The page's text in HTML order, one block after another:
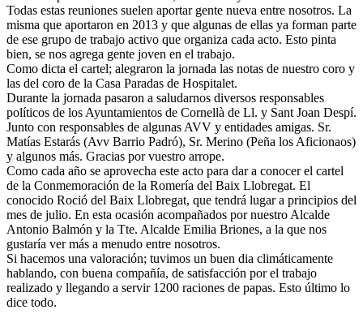
Todas estas reuniones suelen aportar gente nueva entre nosotros. La
misma que aportaron en 2013 y que algunas de ellas ya forman parte
de ese grupo de trabajo activo que organiza cada acto. Esto pinta
bien, se nos agrega gente joven en el trabajo.
Como dicta el cartel; alegraron la jornada las notas de nuestro coro y
las del coro de la Casa Paradas de Hospitalet.
Durante la jornada pasaron a saludarnos diversos responsables
políticos de los Ayuntamientos de Cornellà de Ll. y Sant Joan Despí.
Junto con responsables de algunas AVV y entidades amigas. Sr.
Matías Estarás (Avv Barrio Padró), Sr. Merino (Peña los Aficionaos)
y algunos más. Gracias por vuestro arrope.
Como cada año se aprovecha este acto para dar a conocer el cartel
de la Conmemoración de la Romería del Baix Llobregat. El
conocido Roció del Baix Llobregat, que tendrá lugar a principios del
mes de julio. En esta ocasión acompañados por nuestro Alcalde
Antonio Balmón y la Tte. Alcalde Emilia Briones, a la que nos
gustaría ver más a menudo entre nosotros.
Si hacemos una valoración; tuvimos un buen dia climáticamente
hablando, con buena compañía, de satisfacción por el trabajo
realizado y llegando a servir 1200 raciones de papas. Esto último lo
dice todo.